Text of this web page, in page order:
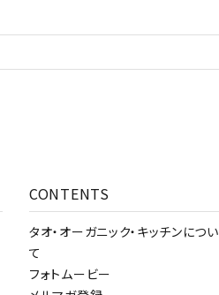
CONTENTS
タオ・オーガニック・キッチンについ
て
フォトムービー